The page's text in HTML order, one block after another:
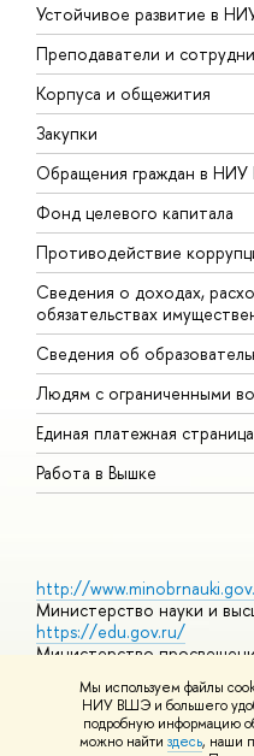
Мы используем файлы
НИУ ВШЭ и большего
подробную информацию
можно найти здесь, наши
Устойчивое развитие в
Преподаватели и
Корпуса и общежития
Закупки
Обращения граждан в
Фонд целевого капитала
Противодействие
Сведения о доходах,
обязательствах
Сведения об
Людям с ограниченными
Единая платежная страница
Работа в Вышке
http://
Министерство науки и
https://edu.gov.ru/
Министерство
Массовые открытые